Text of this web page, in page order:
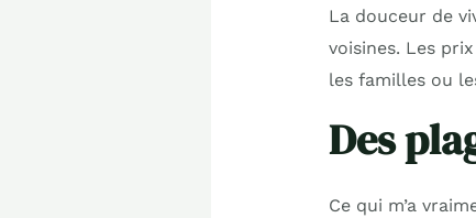
La douceur de
voisines. Les
les familles ou
Des
Ce qui m’a